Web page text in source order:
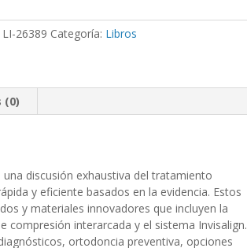
LI-26389 Categoría: Libros
(0)
discusión exhaustiva del tratamiento
y eficiente basados en la evidencia. Estos
y materiales innovadores que incluyen la
interarcada y el sistema Invisalign.
ortodoncia preventiva, opciones